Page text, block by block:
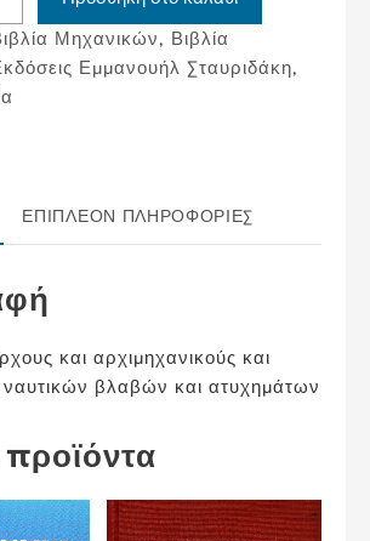
Μηχανικών, Βιβλία
Εμμανουήλ Σταυριδάκη,
ΕΠΙΠΛΈΟΝ ΠΛΗΡΟΦΟΡΊΕΣ
και αρχιμηχανικούς και
ναυτικών βλαβών και ατυχημάτων
προϊόντα